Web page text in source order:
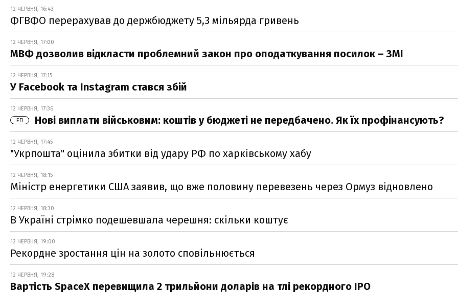
12 ЧЕРВНЯ, 16:43
ФГВФО перерахував до держбюджету 5,3 мільярда гривень
12 ЧЕРВНЯ, 17:00
МВФ дозволив відкласти проблемний закон про оподаткування посилок – ЗМІ
12 ЧЕРВНЯ, 17:15
У Facebook та Instagram стався збій
12 ЧЕРВНЯ, 17:36
ЕП
Нові виплати військовим: коштів у бюджеті не передбачено. Як їх профінансують?
12 ЧЕРВНЯ, 17:45
"Укрпошта" оцінила збитки від удару РФ по харківському хабу
12 ЧЕРВНЯ, 18:15
Міністр енергетики США заявив, що вже половину перевезень через Ормуз відновлено
12 ЧЕРВНЯ, 18:30
В Україні стрімко подешевшала черешня: скільки коштує
12 ЧЕРВНЯ, 19:00
Рекордне зростання цін на золото сповільнюється
12 ЧЕРВНЯ, 19:28
Вартість SpaceX перевищила 2 трильйони доларів на тлі рекордного IPO